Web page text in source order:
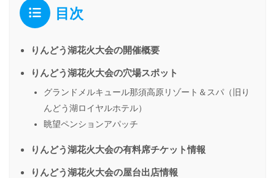
目次
りんどう湖花火大会の開催概要
りんどう湖花火大会の穴場スポット
グランドメルキュール那須高原リゾート＆スパ（旧り
んどう湖ロイヤルホテル）
眺望ペンションアパッチ
りんどう湖花火大会の有料席チケット情報
りんどう湖花火大会の屋台出店情報